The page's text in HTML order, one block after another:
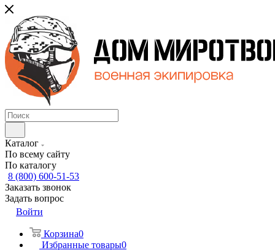
Каталог
По всему сайту
По каталогу
8 (800) 600-51-53
Заказать звонок
Задать вопрос
Войти
Корзина0
Избранные товары0